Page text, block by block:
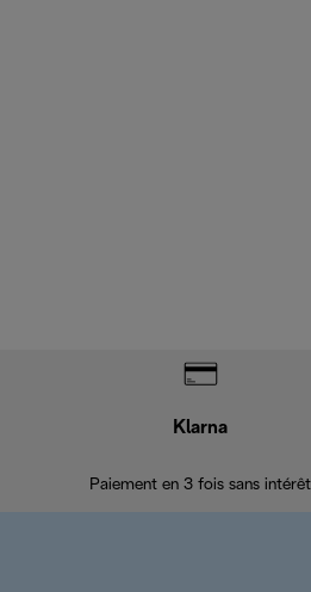
Klarna
Paiement en 3 fois sans intérêt